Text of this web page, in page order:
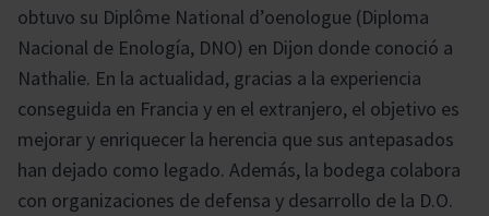
obtuvo su Diplôme National d’oenologue (Diploma
Nacional de Enología, DNO) en Dijon donde conoció a
Nathalie. En la actualidad, gracias a la experiencia
conseguida en Francia y en el extranjero, el objetivo es
mejorar y enriquecer la herencia que sus antepasados
han dejado como legado. Además, la bodega colabora
con organizaciones de defensa y desarrollo de la D.O.